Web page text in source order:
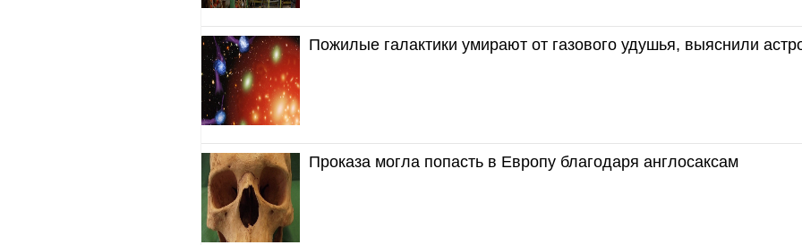
Пожилые галактики умирают от газового удушья, выяснили
Проказа могла попасть в Европу благодаря англосаксам